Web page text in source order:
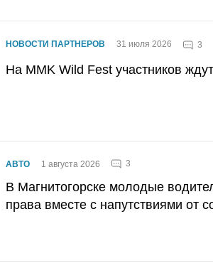
НОВОСТИ ПАРТНЕРОВ 31 июля 2026 3
На MMK Wild Fest участников
АВТО 1 августа 2026 3
В Магнитогорске молодые
права вместе с напутствиями от